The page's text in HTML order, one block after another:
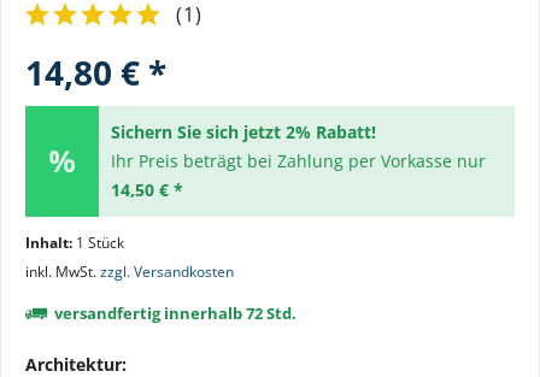
(1)
14,80 € *
Sichern Sie sich jetzt 2% Rabatt!
Ihr Preis beträgt bei Zahlung per Vorkasse nur
14,50 € *
Inhalt: 1 Stück
inkl. MwSt.zzgl. Versandkosten
versandfertig innerhalb 72 Std.
Architektur: